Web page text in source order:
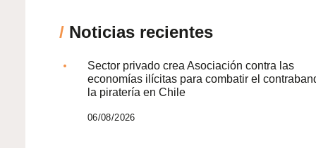
/ Noticias recientes
Sector privado crea Asociación contra las
economías ilícitas para combatir el
la piratería en Chile
06/08/2026